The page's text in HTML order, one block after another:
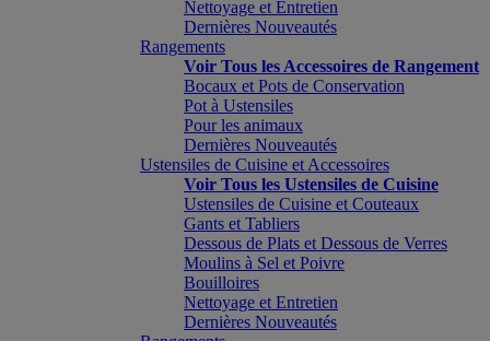
Nettoyage et Entretien
Dernières Nouveautés
Rangements
Voir Tous les Accessoires de Rangement
Bocaux et Pots de Conservation
Pot à Ustensiles
Pour les animaux
Dernières Nouveautés
Ustensiles de Cuisine et Accessoires
Voir Tous les Ustensiles de Cuisine
Ustensiles de Cuisine et Couteaux
Gants et Tabliers
Dessous de Plats et Dessous de Verres
Moulins à Sel et Poivre
Bouilloires
Nettoyage et Entretien
Dernières Nouveautés